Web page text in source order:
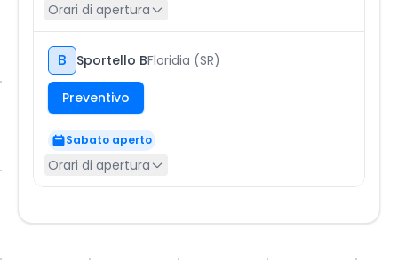
Orari di apertura
B Sportello BFloridia (SR)
Preventivo
Sabato aperto
Orari di apertura